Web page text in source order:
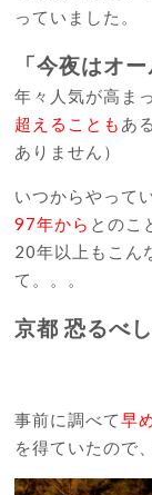
っていました。
「今夜はオ
年々人気が高ま
超えることも あ
ありません）
いつからやって
97年から とのこ
20年以上もこん
て。。。
京都 恐るべ
事前に調べて早
を得ていたので